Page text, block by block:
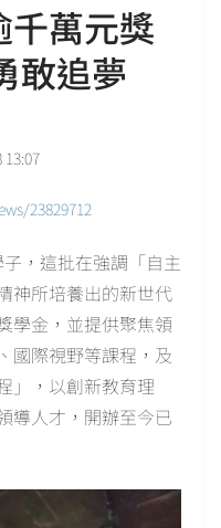
千萬元獎
敢追夢
23829712
，這批在強調「自主
神所培養出的新世代
學金，並提供聚焦領
國際視野等課程，及
」，以創新教育理
導人才，開辦至今已